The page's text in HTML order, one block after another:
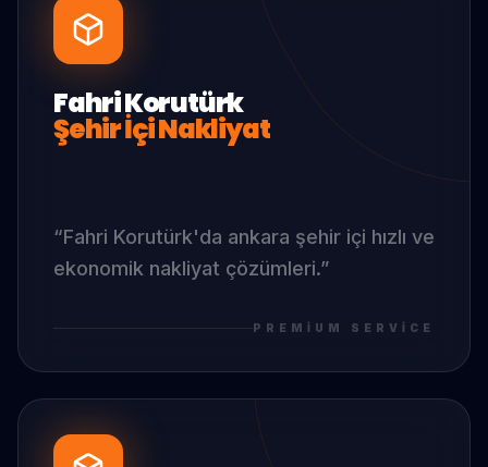
Fahri Korutürk
Şehir İçi Nakliyat
“Fahri Korutürk'da ankara şehir içi hızlı ve
ekonomik nakliyat çözümleri.”
PREMIUM SERVICE